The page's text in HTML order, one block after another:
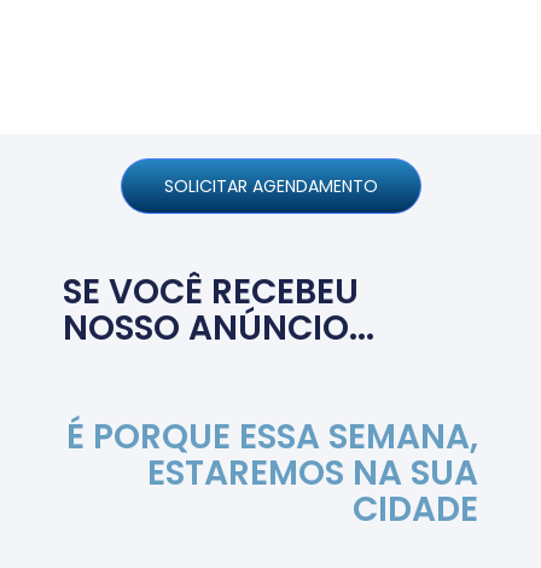
SOLICITAR AGENDAMENTO
SE VOCÊ RECEBEU
NOSSO ANÚNCIO...
É PORQUE ESSA SEMANA,
ESTAREMOS NA SUA
CIDADE